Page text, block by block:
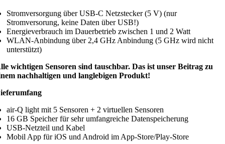
Stromversorgung über USB-C Netzstecker (5 V) (nur
Stromversorung, keine Daten über USB!)
Energieverbrauch im Dauerbetrieb zwischen 1 und 2 Watt
WLAN-Anbindung über 2,4 GHz Anbindung (5 GHz wird nicht
unterstützt)
wichtigen Sensoren sind tauschbar. Das ist unser Beitrag zu
nachhaltigen und langlebigen Produkt!
air-Q light mit 5 Sensoren + 2 virtuellen Sensoren
16 GB Speicher für sehr umfangreiche Datenspeicherung
USB-Netzteil und Kabel
Mobil App für iOS und Android im App-Store/Play-Store